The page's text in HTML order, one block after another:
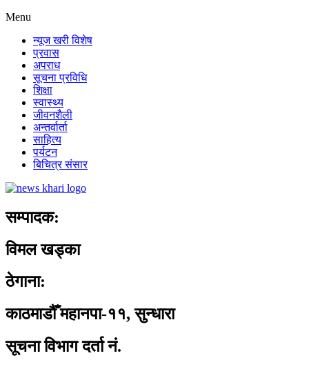
Menu
न्यूज खरी विशेष
प्रवास
अपराध
सूचना प्रविधि
शिक्षा
स्वास्थ्य
जीवनशैली
अन्तर्वार्ता
साहित्य
पर्यटन
बिचित्र संसार
सम्पादक:
विमल खड्का
ठेगाना:
काठमाडौँ महानपा-११, सुन्धारा
सूचना विभाग दर्ता नं.